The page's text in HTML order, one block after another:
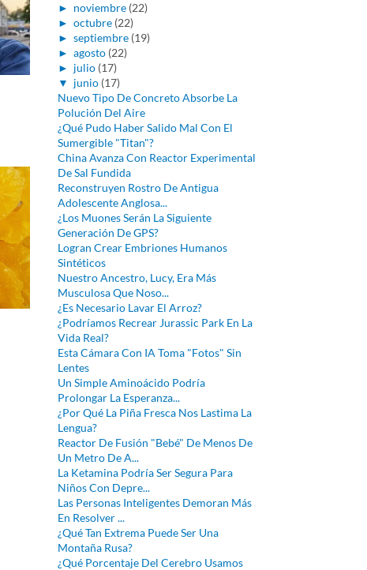
► noviembre (22)
► octubre (22)
► septiembre (19)
► agosto (22)
► julio (17)
▼ junio (17)
Nuevo Tipo De Concreto Absorbe La
Polución Del Aire
¿Qué Pudo Haber Salido Mal Con El
Sumergible "Titan"?
China Avanza Con Reactor Experimental
De Sal Fundida
Reconstruyen Rostro De Antigua
Adolescente Anglosa...
¿Los Muones Serán La Siguiente
Generación De GPS?
Logran Crear Embriones Humanos
Sintéticos
Nuestro Ancestro, Lucy, Era Más
Musculosa Que Noso...
¿Es Necesario Lavar El Arroz?
¿Podríamos Recrear Jurassic Park En La
Vida Real?
Esta Cámara Con IA Toma "Fotos" Sin
Lentes
Un Simple Aminoácido Podría
Prolongar La Esperanza...
¿Por Qué La Piña Fresca Nos Lastima La
Lengua?
Reactor De Fusión "Bebé" De Menos De
Un Metro De A...
La Ketamina Podría Ser Segura Para
Niños Con Depre...
Las Personas Inteligentes Demoran Más
En Resolver ...
¿Qué Tan Extrema Puede Ser Una
Montaña Rusa?
¿Qué Porcentaje Del Cerebro Usamos